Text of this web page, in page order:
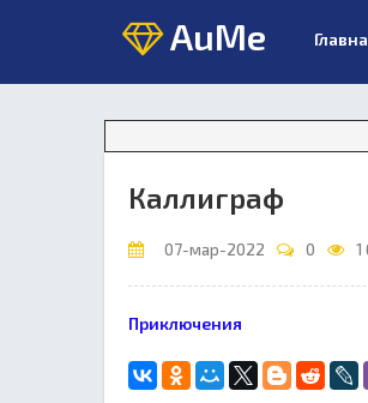
AuMe
Каллиграф
07-мар-2022 0 1
Приключения